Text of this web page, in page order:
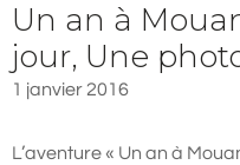
Un an à
jour, Une
1 janvier 2016
L’aventure « Un an à